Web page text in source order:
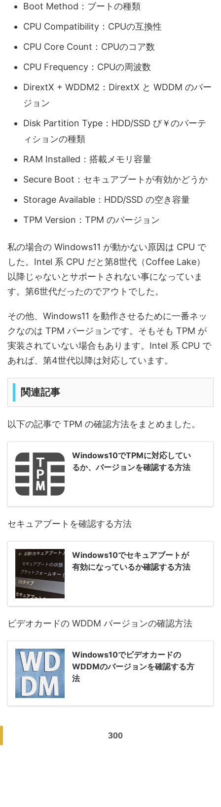
Boot Method：ブートの種類
CPU Compatibility：CPUの互換性
CPU Core Count：CPUのコア数
CPU Frequency：CPUの周波数
DirextX + WDDM2：DirextX と WDDM のバー
ジョン
Disk Partition Type：HDD/SSD び￥のパーテ
ィションの種類
RAM Installed：搭載メモリ容量
Secure Boot：セキュアブートが有効かどうか
Storage Available：HDD/SSD の空き容量
TPM Version：TPM のバージョン
私の場合の Windows11 が動かない原因は CPU で
した。Intel 系 CPU だと第8世代（Coffee Lake）
以降じゃないとサポートされない事になっていま
す。第6世代だったのでアウトでした。
その他、Windows11 を動作させるために一番ネッ
クなのは TPM バージョンです。そもそも TPM が
実装されていない場合もあります。Intel 系 CPU で
あれば、第4世代以降は対応しています。
関連記事
以下の記事で TPM の確認方法をまとめました。
Windows10でTPMに対応してい
るか、バージョンを確認する方法
セキュアブートを確認する方法
Windows10でセキュアブートが
有効になっているか確認する方法
ビデオカードの WDDM バージョンの確認方法
Windows10でビデオカードの
WDDMのバージョンを確認する方
法
300